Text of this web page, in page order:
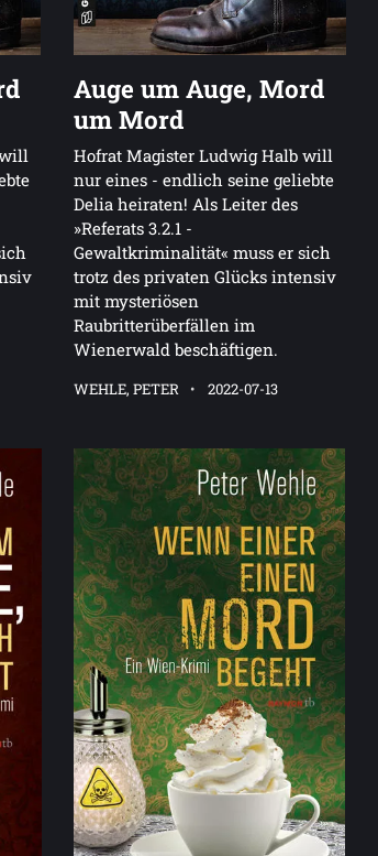
Auge um Auge, Mord
um Mord
Hofrat Magister Ludwig Halb will
nur eines - endlich seine geliebte
Delia heiraten! Als Leiter des
»Referats 3.2.1 -
Gewaltkriminalität« muss er sich
trotz des privaten Glücks intensiv
mit mysteriösen
Raubritterüberfällen im
Wienerwald beschäftigen.
WEHLE, PETER 2022-07-13